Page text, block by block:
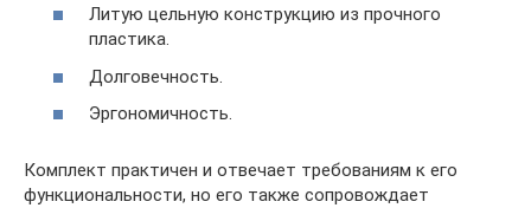
Литую цельную конструкцию из прочного
пластика.
Долговечность.
Эргономичность.
Комплект практичен и отвечает требованиям к его
функциональности, но его также сопровождает